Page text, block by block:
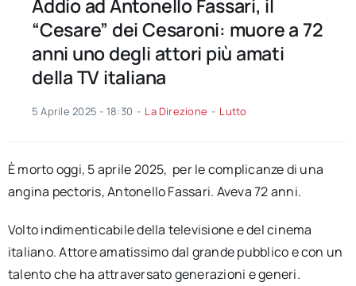
Addio ad Antonello Fassari, il
“Cesare” dei Cesaroni: muore a 72
anni uno degli attori più amati
della TV italiana
5 Aprile 2025 - 18:30 - La Direzione - Lutto
È morto oggi, 5 aprile 2025, per le complicanze di una
angina pectoris, Antonello Fassari. Aveva 72 anni.
Volto indimenticabile della televisione e del cinema
italiano. Attore amatissimo dal grande pubblico e con un
talento che ha attraversato generazioni e generi.